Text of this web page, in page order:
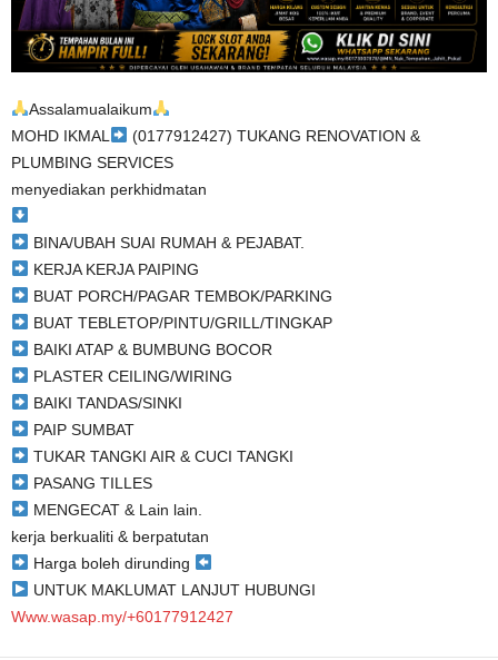
Assalamualaikum
MOHD IKMAL
(0177912427) TUKANG RENOVATION &
PLUMBING SERVICES
menyediakan perkhidmatan
BINA/UBAH SUAI RUMAH & PEJABAT.
KERJA KERJA PAIPING
BUAT PORCH/PAGAR TEMBOK/PARKING
BUAT TEBLETOP/PINTU/GRILL/TINGKAP
BAIKI ATAP & BUMBUNG BOCOR
PLASTER CEILING/WIRING
BAIKI TANDAS/SINKI
PAIP SUMBAT
TUKAR TANGKI AIR & CUCI TANGKI
PASANG TILLES
MENGECAT & Lain lain.
kerja berkualiti & berpatutan
Harga boleh dirunding
UNTUK MAKLUMAT LANJUT HUBUNGI
Www.wasap.my/+60177912427